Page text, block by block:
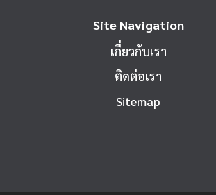
Site Navigation
เกี่ยวกับเรา
ติดต่อเรา
Sitemap